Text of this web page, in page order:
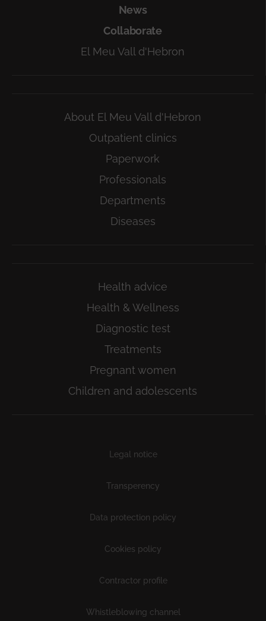
News
Collaborate
El Meu Vall d'Hebron
About El Meu Vall d'Hebron
Outpatient clinics
Paperwork
Professionals
Departments
Diseases
Health advice
Health & Wellness
Diagnostic test
Treatments
Pregnant women
Children and adolescents
Legal notice
Transperency
Data protection policy
Cookies policy
Contractor profile
Whistleblowing channel